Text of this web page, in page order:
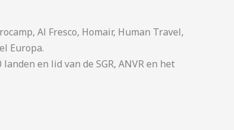
Al Fresco, Homair, Human Travel,
Europa.
en lid van de SGR, ANVR en het